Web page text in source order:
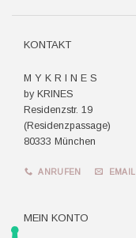
KONTAKT
M Y K R I N E S
by KRINES
Residenzstr. 19
(Residenzpassage)
80333 München
ANRUFEN EMAIL
MEIN KONTO